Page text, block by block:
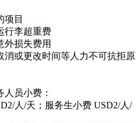
项目
行李超重费
外损失费用
消或更改时间等人力不可抗拒原
员小费：
人/天；服务生小费 USD2/人/